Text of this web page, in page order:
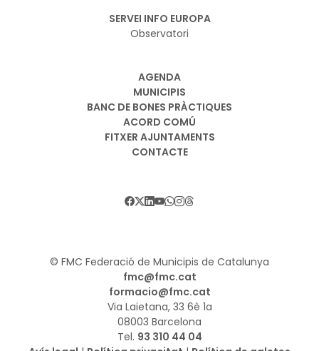
SERVEI INFO EUROPA
Observatori
AGENDA
MUNICIPIS
BANC DE BONES PRÀCTIQUES
ACORD COMÚ
FITXER AJUNTAMENTS
CONTACTE
© FMC Federació de Municipis de Catalunya
fmc@fmc.cat
formacio@fmc.cat
Via Laietana, 33 6è 1a
08003 Barcelona
Tel. 93 310 44 04